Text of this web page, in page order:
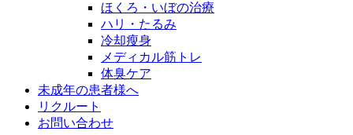
ほくろ・いぼの治療
ハリ・たるみ
冷却瘦身
メディカル筋トレ
体臭ケア
未成年の患者様へ
リクルート
お問い合わせ